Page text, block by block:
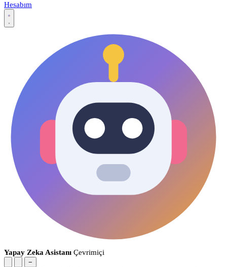
Hesabım
Yapay Zeka Asistanı Çevrimiçi
−